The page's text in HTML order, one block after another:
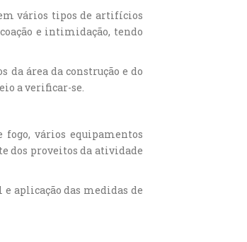
vários tipos de artifícios
e intimidação, tendo
da área da construção e do
a verificar-se.
vários equipamentos
dos proveitos da atividade
aplicação das medidas de